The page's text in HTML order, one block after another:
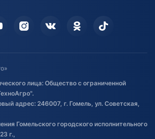
оферты
на учет
2024
лица: Общество с ограниченной
адрес: 246007, г. Гомель, ул. Советская,
Гомельского городского исполнительного
г.,